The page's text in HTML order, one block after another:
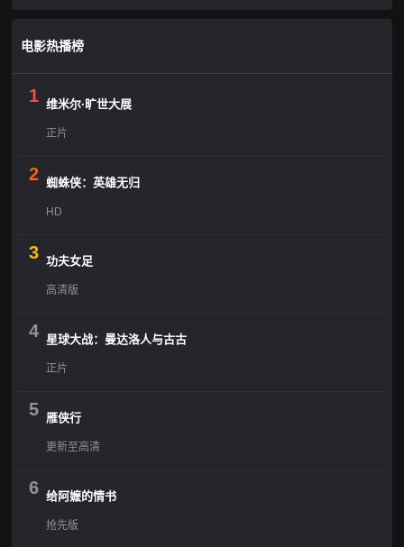
电影热播榜
1 维米尔·旷世大展
正片
2 蜘蛛侠：英雄无归
HD
3 功夫女足
高清版
4 星球大战：曼达洛人与古古
正片
5 雁侠行
更新至高清
6 给阿嬷的情书
抢先版